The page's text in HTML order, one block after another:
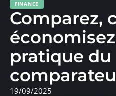
FINANCE
Comparez,
pratique du
19/09/2025